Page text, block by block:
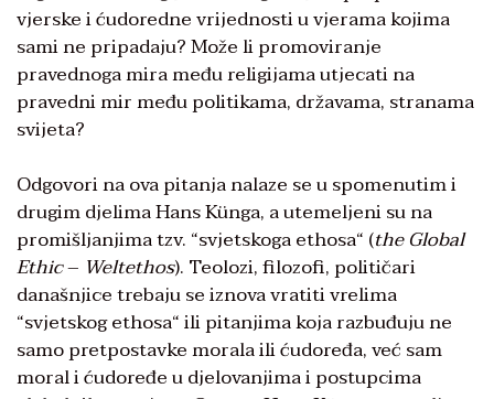
vjerske i ćudoredne vrijednosti u vjerama kojima
sami ne pripadaju? Može li promoviranje
pravednoga mira među religijama utjecati na
pravedni mir među politikama, državama, stranama
svijeta?
Odgovori na ova pitanja nalaze se u spomenutim i
drugim djelima Hans Künga, a utemeljeni su na
promišljanjima tzv. “svjetskoga ethosa“ (the Global
Ethic– Weltethos). Teolozi, filozofi, političari
današnjice trebaju se iznova vratiti vrelima
“svjetskog ethosa“ ili pitanjima koja razbuđuju ne
samo pretpostavke morala ili ćudoređa, već sam
moral i ćudoređe u djelovanjima i postupcima